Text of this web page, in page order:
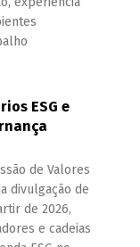
ESG e
de Valores
divulgação de
de 2026,
e cadeias